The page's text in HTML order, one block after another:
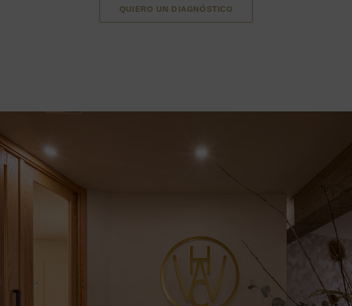
QUIERO UN DIAGNÓSTICO